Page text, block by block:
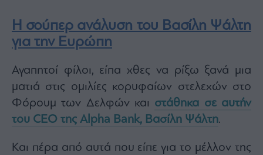
Η σούπερ ανάλυση του Βασίλη Ψάλτη
για την Ευρώπη
Αγαπητοί φίλοι, είπα χθες να ρίξω ξανά μια
ματιά στις ομιλίες κορυφαίων στελεχών στο
Φόρουμ των Δελφών και στάθηκα σε αυτήν
του CEO της Alpha Bank, Βασίλη Ψάλτη.
Και πέρα από αυτά που είπε για το μέλλον της